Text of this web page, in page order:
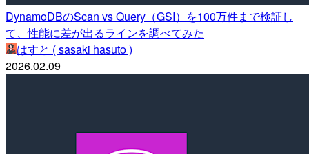
DynamoDBのScan vs Query（GSI）を100万件まで検証し
て、性能に差が出るラインを調べてみた
はすと ( sasaki hasuto )
2026.02.09